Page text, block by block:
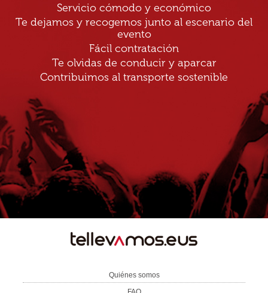
Servicio cómodo y económico
Te dejamos y recogemos junto al escenario del
evento
Fácil contratación
Te olvidas de conducir y aparcar
Contribuimos al transporte sostenible
Quiénes somos